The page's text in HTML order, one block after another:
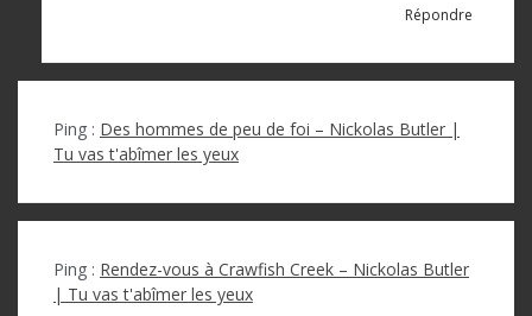
Répondre
Ping : Des hommes de peu de foi – Nickolas Butler |
Tu vas t'abîmer les yeux
Ping : Rendez-vous à Crawfish Creek – Nickolas Butler
| Tu vas t'abîmer les yeux